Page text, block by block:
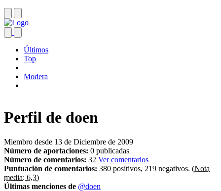
Últimos
Top
Modera
Perfil de doen
Miembro desde 13 de Diciembre de 2009
Número de aportaciones: 0 publicadas
Número de comentarios: 32 Ver comentarios
Puntuación de comentarios: 380 positivos, 219 negativos. (Nota
media: 6,3)
Últimas menciones de @doen